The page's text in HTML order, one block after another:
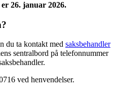
26. januar 2026.
du ta kontakt med saksbehandler
sentralbord på telefonnummer
ved henvendelser.